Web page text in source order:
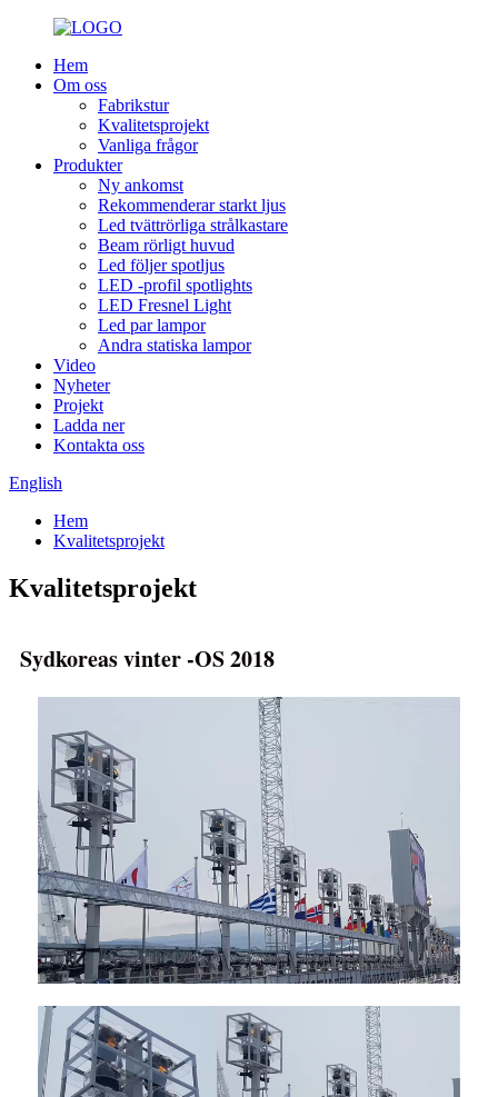
Hem
Om oss
Fabrikstur
Kvalitetsprojekt
Vanliga frågor
Produkter
Ny ankomst
Rekommenderar starkt ljus
Led tvättrörliga strålkastare
Beam rörligt huvud
Led följer spotljus
LED -profil spotlights
LED Fresnel Light
Led par lampor
Andra statiska lampor
Video
Nyheter
Projekt
Ladda ner
Kontakta oss
English
Hem
Kvalitetsprojekt
Kvalitetsprojekt
Sydkoreas vinter -OS 2018